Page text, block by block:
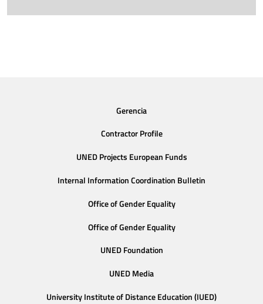
Gerencia
Contractor Profile
UNED Projects European Funds
Internal Information Coordination Bulletin
Office of Gender Equality
Office of Gender Equality
UNED Foundation
UNED Media
University Institute of Distance Education (IUED)